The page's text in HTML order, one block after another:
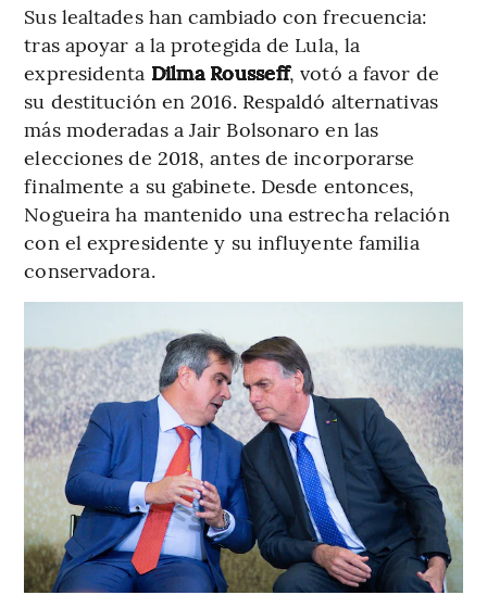
Sus lealtades han cambiado con frecuencia:
tras apoyar a la protegida de Lula, la
expresidenta Dilma Rousseff, votó a favor de
su destitución en 2016. Respaldó alternativas
más moderadas a Jair Bolsonaro en las
elecciones de 2018, antes de incorporarse
finalmente a su gabinete. Desde entonces,
Nogueira ha mantenido una estrecha relación
con el expresidente y su influyente familia
conservadora.